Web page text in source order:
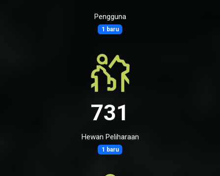
Pengguna
1 baru
731
Hewan Peliharaan
1 baru